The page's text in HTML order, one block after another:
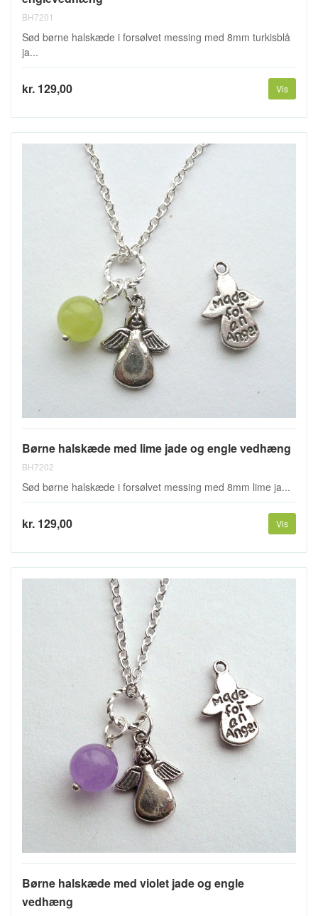
BH7201
Sød børne halskæde i forsølvet messing med 8mm turkisblå
ja...
kr. 129,00 Vis
Børne halskæde med lime jade og engle vedhæng
BH7202
Sød børne halskæde i forsølvet messing med 8mm lime ja...
kr. 129,00 Vis
Børne halskæde med violet jade og engle
vedhæng